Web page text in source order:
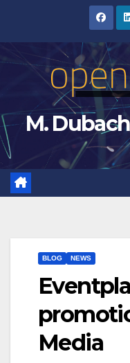
M.
BLOG NEWS
Media